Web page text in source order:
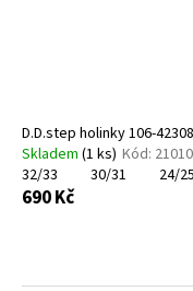
D.D.step holinky 106-
Skladem (1 ks) Kód:
32/33
30/31 24/25
690 Kč